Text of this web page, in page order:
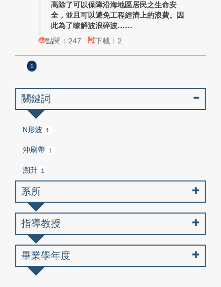
高除了可以保障沿海地區居民之生命安
全，並且可以避免工程經濟上的浪費。因
此為了瞭解波浪碎波...
點閱：247
下載：2
1
關鍵詞
N形波 1
沖刷帶 1
溯升 1
系所
指導教授
畢業學年度